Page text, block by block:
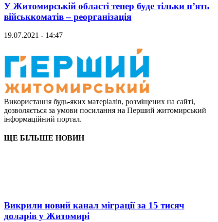
У Житомирській області тепер буде тільки п’ять
військкоматів – реорганізація
19.07.2021 - 14:47
Використання будь-яких матеріалів, розміщених на сайті,
дозволяється за умови посилання на Перший житомирський
інформаційний портал.
ЩЕ БІЛЬШЕ НОВИН
Викрили новий канал міграції за 15 тисяч
доларів у Житомирі